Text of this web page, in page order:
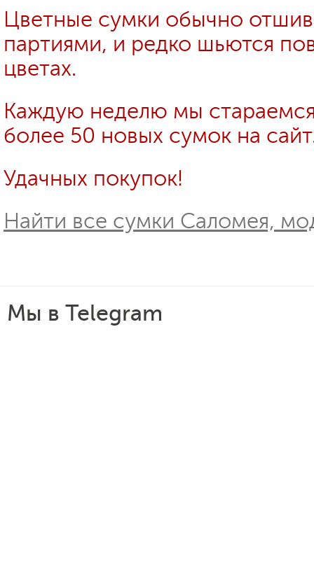
Цветные сумки обычно
партиями, и редко шьются
цветах.
Каждую неделю мы
более 50 новых сумок на
Удачных покупок!
Найти все сумки Саломея,
Мы в Telegram